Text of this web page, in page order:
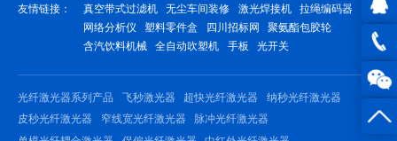
QQ在
线咨
0816
友情链接： 真空带式过滤机 无尘车间装修 激光焊接机 拉绳编码器
网络分析仪 塑料零件盒 四川招标网
聚氨酯包胶轮
含汽饮料机械 全自动吹塑机 手板 光开关
光纤激光器系列产品 飞秒激光器 超快光纤激光器
纳秒光纤激光器
皮秒光纤激光器
窄线宽光纤激光器
脉冲光纤激光器